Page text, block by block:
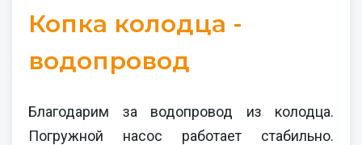
Копка колодца -
водопровод
Благодарим за водопровод из колодца.
Погружной насос работает стабильно.